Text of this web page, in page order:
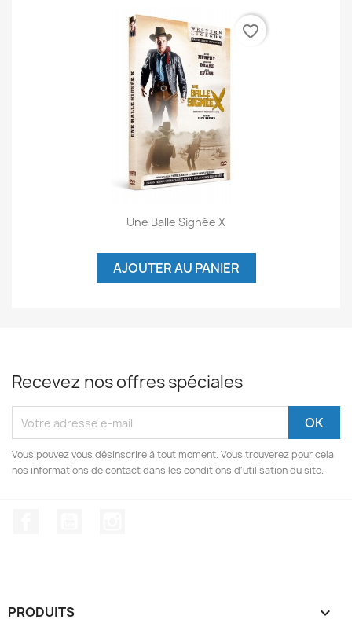
Une Balle Signée X
AJOUTER AU PANIER
favorite_border
Recevez nos offres spéciales
Vous pouvez vous désinscrire à tout moment. Vous trouverez pour cela
nos informations de contact dans les conditions d'utilisation du site.
PRODUITS 